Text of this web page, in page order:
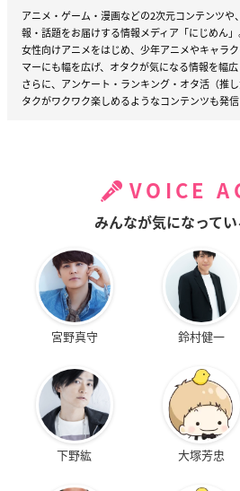
アニメ・ゲーム・漫画などの2次元コンテンツ
報・話題をお届けする情報メディア「にじめん」
女性向けアニメをはじめ、少年アニメやキャラ
マーにも幅を広げ、オタクが気になる情報を幅広
さらに、アンケート・ランキング・オタ活（推
タクがワクワク楽しめるようなコンテンツも発信
VOICE
みんなが気になって
宮野真守 鈴村健一
下野紘 大塚芳忠